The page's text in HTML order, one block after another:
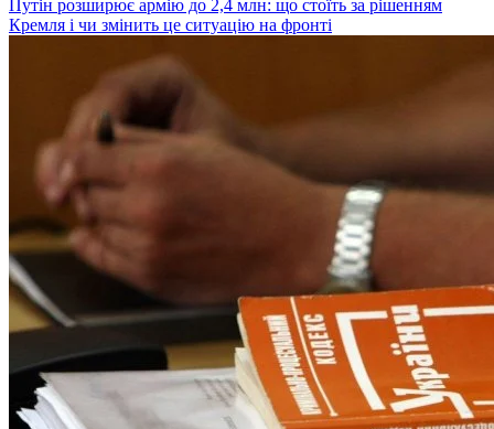
Путін розширює армію до 2,4 млн: що стоїть за рішенням
Кремля і чи змінить це ситуацію на фронті